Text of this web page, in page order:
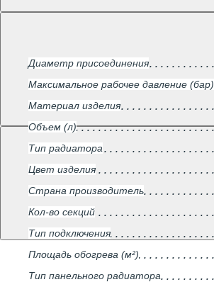
Диаметр присоединения
Максимальное рабочее давление (бар)
Материал изделия
Объем (л)
Тип радиатора
Цвет изделия
Страна производитель
Кол-во секций
Тип подключения
Площадь обогрева (м²)
Тип панельного радиатора